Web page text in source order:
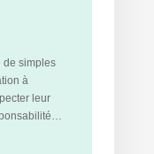
de simples
à
leur